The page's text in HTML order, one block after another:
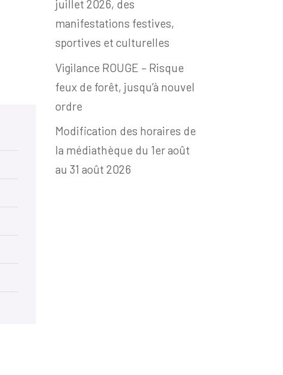
juillet 2026, des
manifestations festives,
sportives et culturelles
Vigilance ROUGE – Risque
feux de forêt, jusqu’à nouvel
ordre
Modification des horaires de
la médiathèque du 1er août
au 31 août 2026